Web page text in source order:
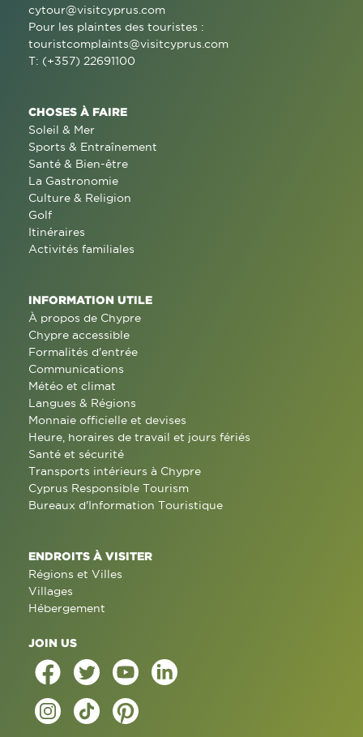
cytour@visitcyprus.com
Pour les plaintes des touristes :
touristcomplaints@visitcyprus.com
T: (+357) 22691100
CHOSES À FAIRE
Soleil & Mer
Sports & Entraînement
Santé & Bien-être
La Gastronomie
Culture & Religion
Golf
Itinéraires
Activités familiales
INFORMATION UTILE
À propos de Chypre
Chypre accessible
Formalités d'entrée
Communications
Météo et climat
Langues & Régions
Monnaie officielle et devises
Heure, horaires de travail et jours fériés
Santé et sécurité
Transports intérieurs à Chypre
Cyprus Responsible Tourism
Bureaux d'Information Touristique
ENDROITS À VISITER
Régions et Villes
Villages
Hébergement
JOIN US